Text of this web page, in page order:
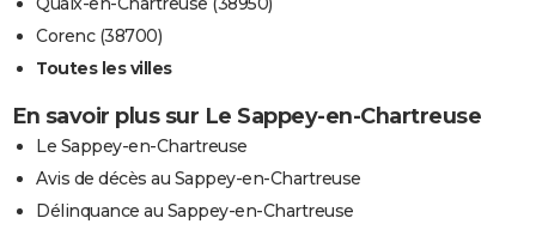
Corenc (38700)
Toutes les villes
En savoir plus sur Le Sappey-en-Chartreuse
Le Sappey-en-Chartreuse
Avis de décès au Sappey-en-Chartreuse
Délinquance au Sappey-en-Chartreuse